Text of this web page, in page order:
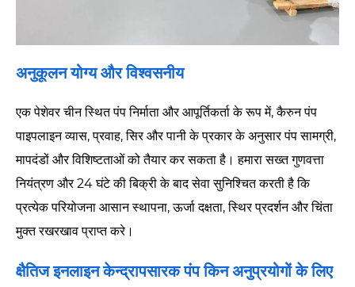
अनुकूलन योग्य और विश्वसनीय
एक पेशेवर चीन स्थित पंप निर्माता और आपूर्तिकर्ता के रूप में, कैरुन पंप
पाइपलाइन व्यास, प्रवाह, सिर और पानी के प्रकार के अनुसार पंप सामग्री,
मापदंडों और विशिष्टताओं को तैयार कर सकता है। हमारा सख्त गुणवत्ता
नियंत्रण और 24 घंटे की बिक्री के बाद सेवा सुनिश्चित करती है कि
प्रत्येक परियोजना आसान स्थापना, ऊर्जा दक्षता, स्थिर प्रदर्शन और चिंता
मुक्त रखरखाव प्राप्त करे।
क्षैतिज इनलाइन केन्द्रापसारक पंप किन अनुप्रयोगों के लिए